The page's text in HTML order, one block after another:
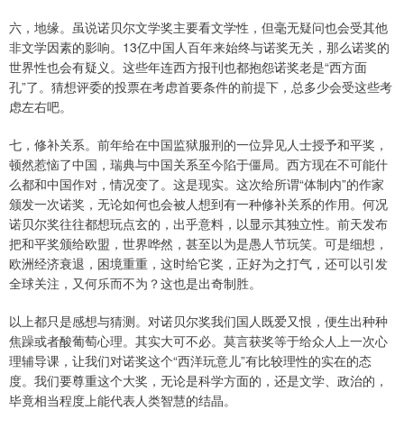
六，地缘。虽说诺贝尔文学奖主要看文学性，但毫无疑问也会受其他
非文学因素的影响。13亿中国人百年来始终与诺奖无关，那么诺奖的
世界性也会有疑义。这些年连西方报刊也都抱怨诺奖老是“西方面
孔”了。猜想评委的投票在考虑首要条件的前提下，总多少会受这些考
虑左右吧。
七，修补关系。前年给在中国监狱服刑的一位异见人士授予和平奖，
顿然惹恼了中国，瑞典与中国关系至今陷于僵局。西方现在不可能什
么都和中国作对，情况变了。这是现实。这次给所谓“体制内”的作家
颁发一次诺奖，无论如何也会被人想到有一种修补关系的作用。何况
诺贝尔奖往往都想玩点玄的，出乎意料，以显示其独立性。前天发布
把和平奖颁给欧盟，世界哗然，甚至以为是愚人节玩笑。可是细想，
欧洲经济衰退，困境重重，这时给它奖，正好为之打气，还可以引发
全球关注，又何乐而不为？这也是出奇制胜。
以上都只是感想与猜测。对诺贝尔奖我们国人既爱又恨，便生出种种
焦躁或者酸葡萄心理。其实大可不必。莫言获奖等于给众人上一次心
理辅导课，让我们对诺奖这个“西洋玩意儿”有比较理性的实在的态
度。我们要尊重这个大奖，无论是科学方面的，还是文学、政治的，
毕竟相当程度上能代表人类智慧的结晶。